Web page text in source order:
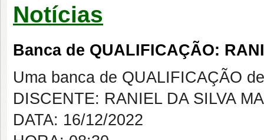
Notícias
Banca de QUALIFICAÇÃO:
Uma banca de QUALIFICAÇÃO
DISCENTE: RANIEL DA SILVA
DATA: 16/12/2022